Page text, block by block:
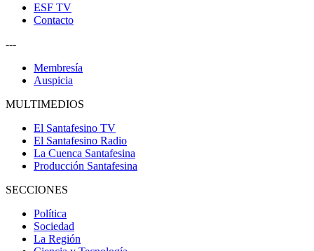
ESF TV
Contacto
---
Membresía
Auspicia
MULTIMEDIOS
El Santafesino TV
El Santafesino Radio
La Cuenca Santafesina
Producción Santafesina
SECCIONES
Política
Sociedad
La Región